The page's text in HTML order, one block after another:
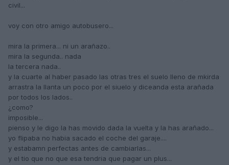
civil...
voy con otro amigo autobusero...
mira la primera... ni un arañazo..
mira la segunda.. nada
la tercera nada..
y la cuarte al haber pasado las otras tres el suelo lleno de mkirda
arrastra la llanta un poco por el siuelo y diceanda esta arañada
por todos los lados..
¿como?
imposible...
pienso y le digo la has movido dada la vuelta y la has arañado...
yo flipaba no habia sacado el coche del garaje....
y estabamn perfectas antes de cambiarlas...
y el tio que no que esa tendria que pagar un plus...